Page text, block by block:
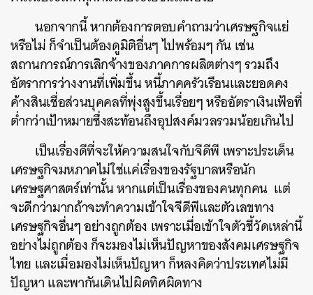
นอกจากนี้ หากต้องการตอบคำถามว่าเศรษฐกิจแย่
หรือไม่ ก็จำเป็นต้องดูมิติอื่นๆ ไปพร้อมๆ กัน เช่น
สถานการณ์การเลิกจ้างของภาคการผลิตต่างๆ รวมถึง
อัตราการว่างงานที่เพิ่มขึ้น หนี้ภาคครัวเรือนและยอดคง
ค้างสินเชื่อส่วนบุคคลที่พุ่งสูงขึ้นเรื่อยๆ หรืออัตราเงินเฟ้อที่
ต่ำกว่าเป้าหมายซึ่งสะท้อนถึงอุปสงค์มวลรวมน้อยเกินไป
เป็นเรื่องดีที่จะให้ความสนใจกับจีดีพี เพราะประเด็น
เศรษฐกิจมหภาคไม่ใช่แค่เรื่องของรัฐบาลหรือนัก
เศรษฐศาสตร์เท่านั้น หากแต่เป็นเรื่องของคนทุกคน แต่
จะดีกว่ามากถ้าจะทำความเข้าใจจีดีพีและตัวเลขทาง
เศรษฐกิจอื่นๆ อย่างถูกต้อง เพราะเมื่อเข้าใจตัวชี้วัดเหล่านี้
อย่างไม่ถูกต้อง ก็จะมองไม่เห็นปัญหาของสังคมเศรษฐกิจ
ไทย และเมื่อมองไม่เห็นปัญหา ก็หลงคิดว่าประเทศไม่มี
ปัญหา และพากันเดินไปผิดทิศผิดทาง